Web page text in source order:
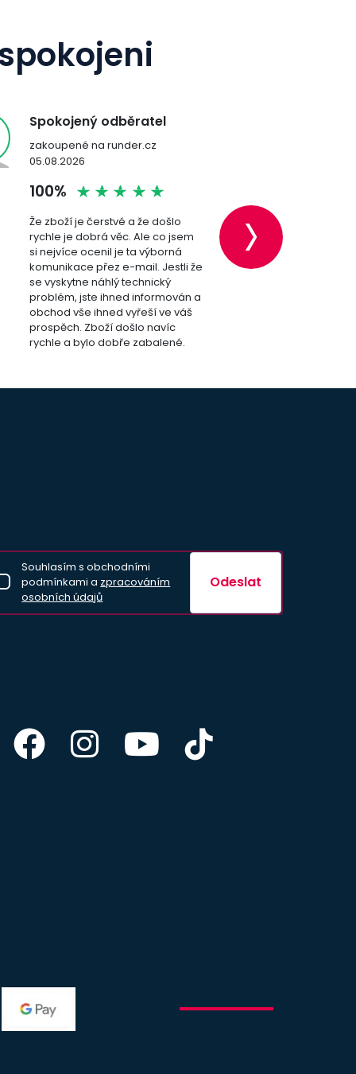
Spokojený odběratel
zakoupené na runder.cz
02.08.2026
100%
+rychlost doručení
+ výborná komunikace ›
Souhlasím s obchodními
podmínkami a zpracováním
osobních údajů
Odeslat